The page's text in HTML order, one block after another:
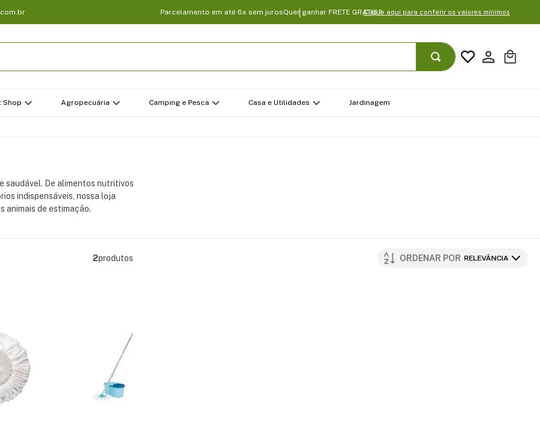
Parcelamento em até 6x sem jurosQuer ganhar FRETE GRATIS?Clique aqui para conferir os valores mínimos
Shop Agropecuária Camping e Pesca Casa e Utilidades Jardinagem
saudável. De alimentos nutritivos
indispensáveis, nossa loja
animais de estimação.
2produtos ORDENAR POR RELEVÂNCIA